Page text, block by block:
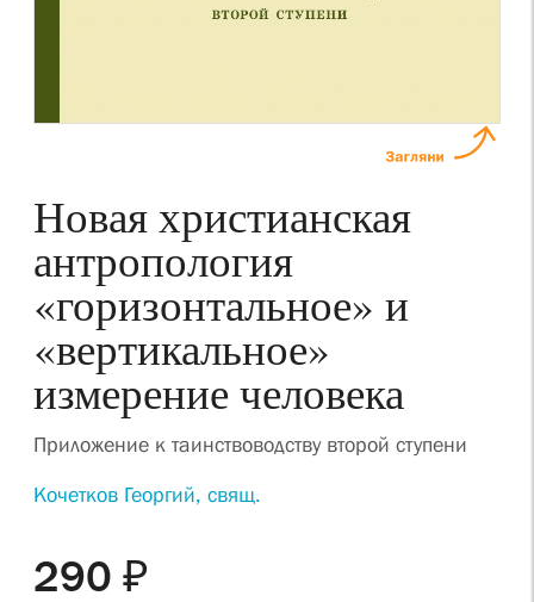
Новая христианская
антропология
«горизонтальное» и
«вертикальное»
измерение человека
Приложение к таинствоводству второй ступени
Кочетков Георгий, свящ.
290 ₽